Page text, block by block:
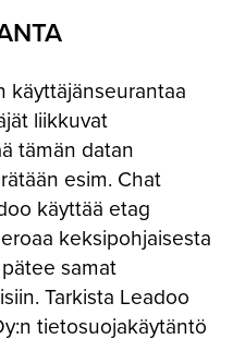
käyttäjänseurantaa
liikkuvat
tämän datan
esim. Chat
käyttää etag
keksipohjaisesta
samat
Tarkista Leadoo
tietosuojakäytäntö